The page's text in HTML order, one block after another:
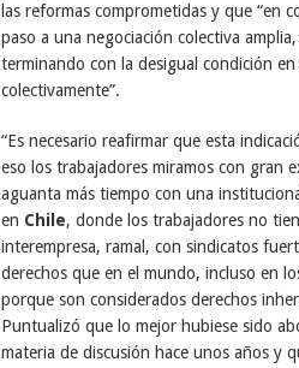
las reformas comprometidas y que “en
paso a una negociación colectiva
terminando con la desigual condición
colectivamente”.
“Es necesario reafirmar que esta
eso los trabajadores miramos con gran
aguanta más tiempo con una
en Chile, donde los trabajadores no
interempresa, ramal, con sindicatos
derechos que en el mundo, incluso en
porque son considerados derechos
Puntualizó que lo mejor hubiese sido
materia de discusión hace unos años y